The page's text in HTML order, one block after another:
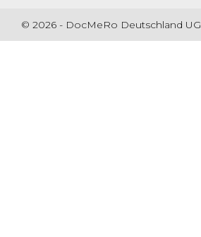
© 2026 - DocMeRo Deutschland UG